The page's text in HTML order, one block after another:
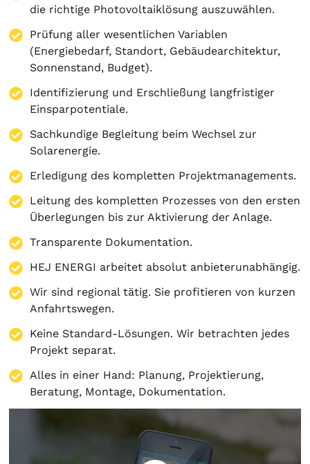
die richtige Photovoltaiklösung auszuwählen.
Prüfung aller wesentlichen Variablen
(Energiebedarf, Standort, Gebäudearchitektur,
Sonnenstand, Budget).
Identifizierung und Erschließung langfristiger
Einsparpotentiale.
Sachkundige Begleitung beim Wechsel zur
Solarenergie.
Erledigung des kompletten Projektmanagements.
Leitung des kompletten Prozesses von den ersten
Überlegungen bis zur Aktivierung der Anlage.
Transparente Dokumentation.
HEJ ENERGI arbeitet absolut anbieterunabhängig.
Wir sind regional tätig. Sie profitieren von kurzen
Anfahrtswegen.
Keine Standard-Lösungen. Wir betrachten jedes
Projekt separat.
Alles in einer Hand: Planung, Projektierung,
Beratung, Montage, Dokumentation.